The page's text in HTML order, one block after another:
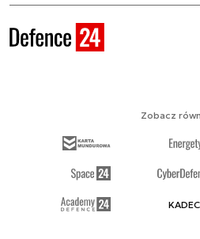
Zobacz